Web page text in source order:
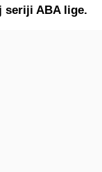
seriji ABA lige.